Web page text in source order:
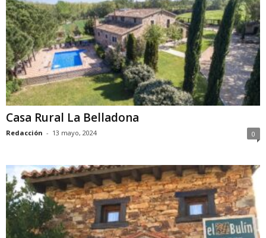
Casa Rural La Belladona
Redacción - 13 mayo, 2024 0